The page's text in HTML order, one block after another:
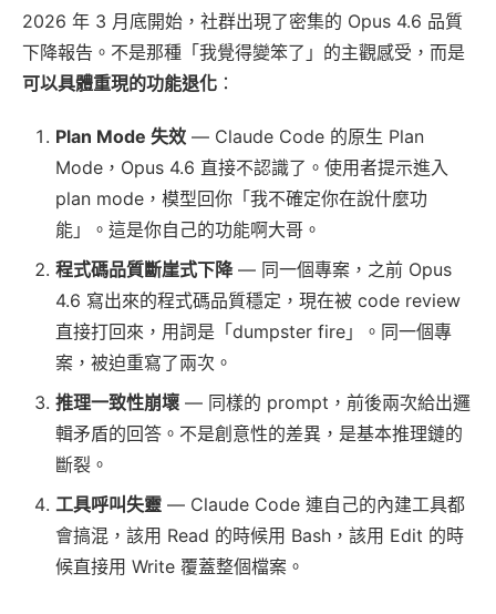
2026 年 3 月底開始，社群出現了密集的 Opus 4.6 品質
下降報告。不是那種「我覺得變笨了」的主觀感受，而是
可以具體重現的功能退化 ：
Plan Mode 失效 — Claude Code 的原生 Plan
Mode，Opus 4.6 直接不認識了。使用者提示進入
plan mode，模型回你「我不確定你在說什麼功
能」。這是你自己的功能啊大哥。
程式碼品質斷崖式下降— 同一個專案，之前 Opus
4.6 寫出來的程式碼品質穩定，現在被 code review
直接打回來，用詞是「dumpster fire」。同一個專
案，被迫重寫了兩次。
推理一致性崩壞 — 同樣的 prompt，前後兩次給出邏
輯矛盾的回答。不是創意性的差異，是基本推理鏈的
斷裂。
工具呼叫失靈 — Claude Code 連自己的內建工具都
會搞混，該用 Read 的時候用 Bash，該用 Edit 的時
候直接用 Write 覆蓋整個檔案。